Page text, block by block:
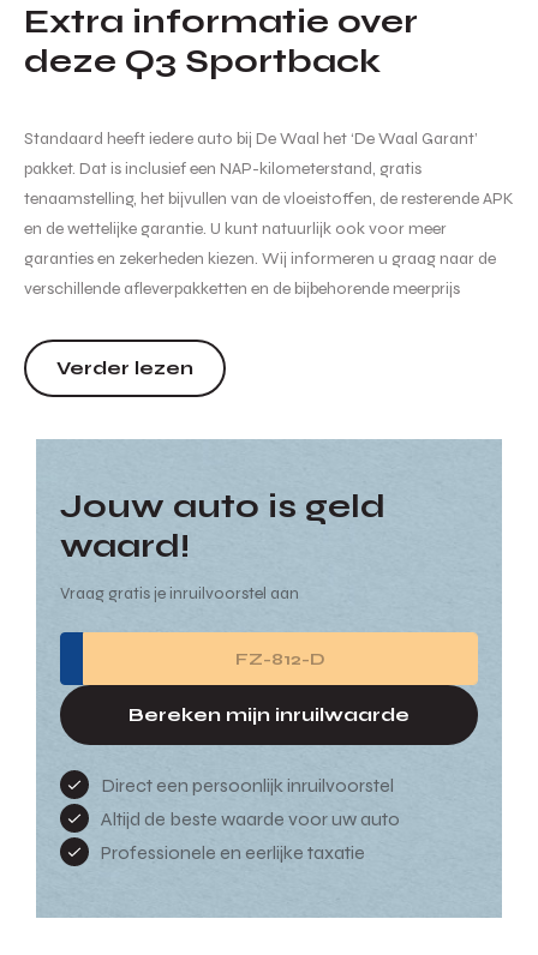
Extra informatie over
deze Q3 Sportback
Standaard heeft iedere auto bij De Waal het ‘De Waal Garant’
pakket. Dat is inclusief een NAP-kilometerstand, gratis
tenaamstelling, het bijvullen van de vloeistoffen, de resterende APK
en de wettelijke garantie. U kunt natuurlijk ook voor meer
garanties en zekerheden kiezen. Wij informeren u graag naar de
verschillende afleverpakketten en de bijbehorende meerprijs
actueel mogelijk wordt weergegeven zijn wijzigin...
Verder lezen
Jouw auto is geld
waard!
Vraag gratis je inruilvoorstel aan
Bereken mijn inruilwaarde
Direct een persoonlijk inruilvoorstel
Altijd de beste waarde voor uw auto
Professionele en eerlijke taxatie